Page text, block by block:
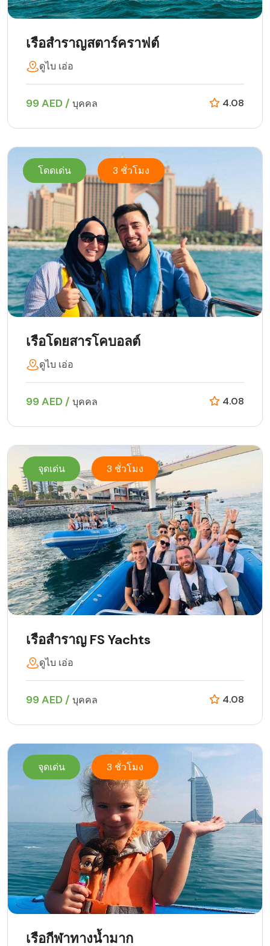
เรือสำราญสตาร์คราฟต์
ดูไบ เอ่อ
99 AED / บุคคล 4.08
โดดเด่น 3 ชั่วโมง
เรือโดยสารโคบอลต์
ดูไบ เอ่อ
99 AED / บุคคล 4.08
จุดเด่น 3 ชั่วโมง
เรือสำราญ FS Yachts
ดูไบ เอ่อ
99 AED / บุคคล 4.08
จุดเด่น 3 ชั่วโมง
เรือกีฬาทางน้ำมาก